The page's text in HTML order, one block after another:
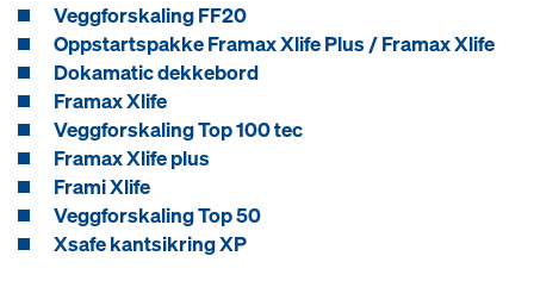
Veggforskaling FF20
Oppstartspakke Framax Xlife Plus / Framax Xlife
Dokamatic dekkebord
Framax Xlife
Veggforskaling Top 100 tec
Framax Xlife plus
Frami Xlife
Veggforskaling Top 50
Xsafe kantsikring XP